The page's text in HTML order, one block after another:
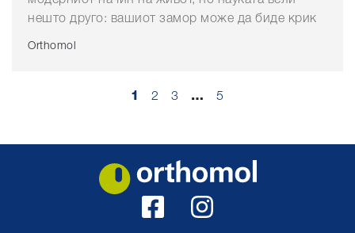
нешто друго: вашиот замор може да биде крик
Orthomol
1 2 3 … 5